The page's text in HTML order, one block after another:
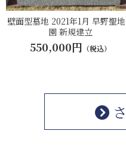
壁面型墓地 2021年1月 早野聖
園 新規建立
550,000円 （税込）